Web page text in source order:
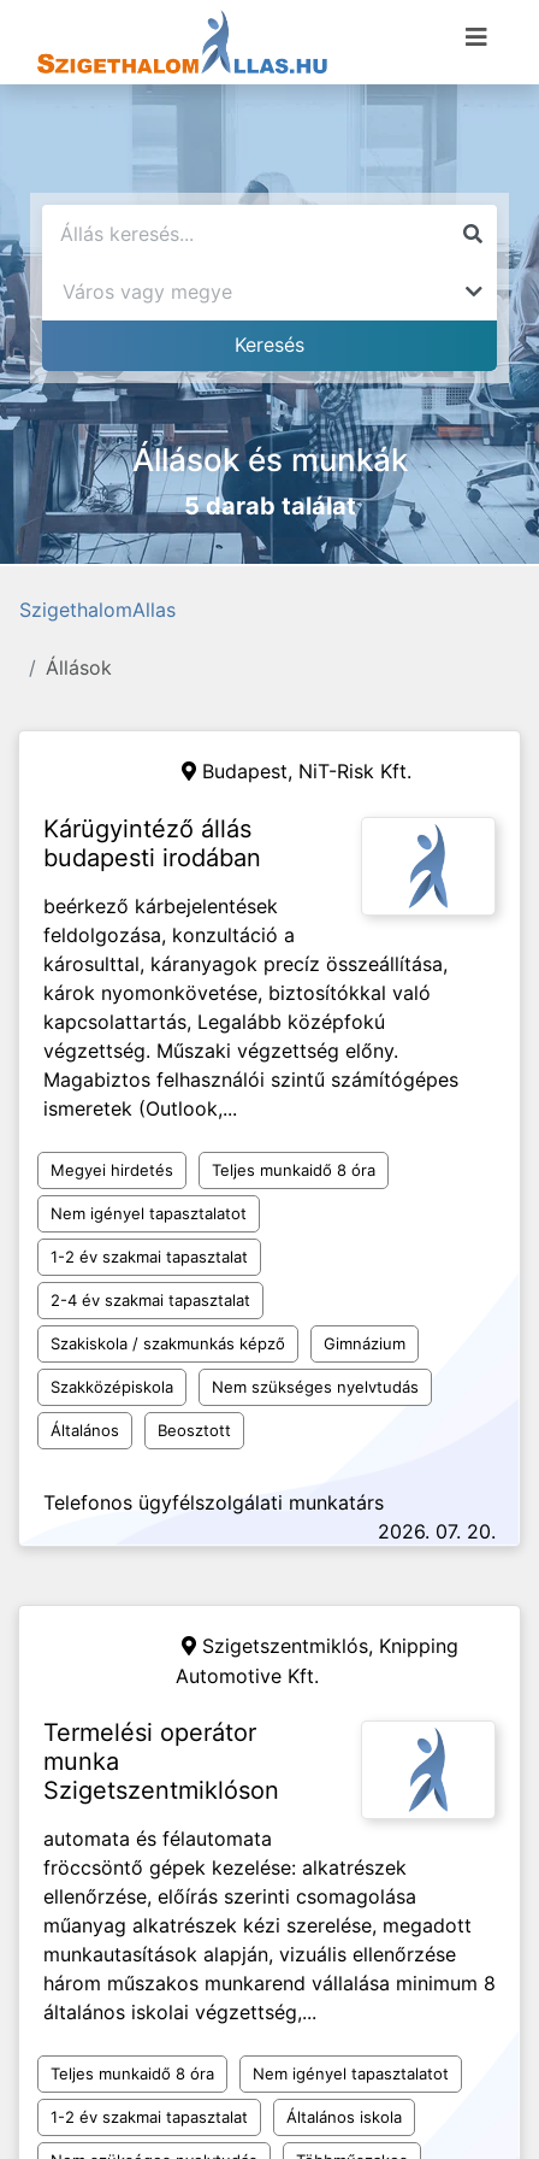
Állások és munkák
5 darab találat
SzigethalomAllas
Állások
Budapest, NiT-Risk Kft.
Kárügyintéző állás
budapesti irodában
beérkező kárbejelentések
feldolgozása, konzultáció a
károsulttal, káranyagok precíz összeállítása,
károk nyomonkövetése, biztosítókkal való
kapcsolattartás, Legalább középfokú
végzettség. Műszaki végzettség előny.
Magabiztos felhasználói szintű számítógépes
ismeretek (Outlook,...
Megyei hirdetés Teljes munkaidő 8 óra
Nem igényel tapasztalatot
1-2 év szakmai tapasztalat
2-4 év szakmai tapasztalat
Szakiskola / szakmunkás képző Gimnázium
Szakközépiskola Nem szükséges nyelvtudás
Általános Beosztott
Telefonos ügyfélszolgálati munkatárs
2026. 07. 20.
Szigetszentmiklós, Knipping
Automotive Kft.
Termelési operátor
munka
Szigetszentmiklóson
automata és félautomata
fröccsöntő gépek kezelése: alkatrészek
ellenőrzése, előírás szerinti csomagolása
műanyag alkatrészek kézi szerelése, megadott
munkautasítások alapján, vizuális ellenőrzése
három műszakos munkarend vállalása minimum 8
általános iskolai végzettség,...
Teljes munkaidő 8 óra Nem igényel tapasztalatot
1-2 év szakmai tapasztalat Általános iskola